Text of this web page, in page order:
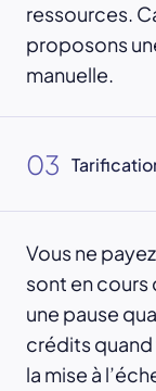
ressources.
proposons
manuelle.
03
Vous ne
sont en cours
une pause
crédits quand
la mise à